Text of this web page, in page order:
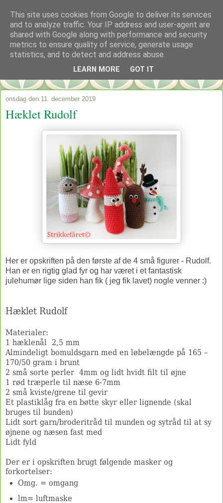
onsdag den 11. december 2019
Hæklet Rudolf
Her er opskriften på den første af de 4 små figurer - Rudolf.
Han er en rigtig glad fyr og har været i et fantastisk
julehumør lige siden han fik ( jeg fik lavet) nogle venner :)
Hæklet Rudolf
Materialer:
1 hæklenål 2,5 mm
Almindeligt bomuldsgarn med en løbelængde på 165 –
170/50 gram i brunt
2 små sorte perler 4mm og lidt hvidt filt til øjne
1 rød træperle til næse 6-7mm
2 små kviste/grene til gevir
Et plastiklåg fra en bøtte skyr eller lignende (skal
bruges til bunden)
Lidt sort garn/broderitråd til munden og sytråd til at sy
øjnene og næsen fast med
Lidt fyld
Der er i opskriften brugt følgende masker og
forkortelser:
Omg. = omgang
lm= luftmaske
This site uses cookies from Google to deliver its services
and to analyze traffic. Your IP address and user-agent are
shared with Google along with performance and security
metrics to ensure quality of service, generate usage
statistics, and to detect and address abuse.
LEARN MORE GOT IT